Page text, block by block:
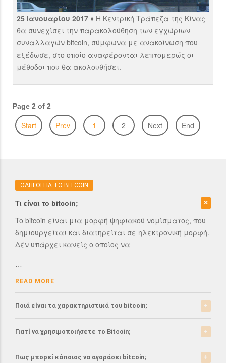
25 Ιανουαρίου 2017 ♦ Η Κεντρική Τράπεζα της Κίνας
θα συνεχίσει την παρακολούθηση των εγχώριων
συναλλαγών bitcoin, σύμφωνα με ανακοίνωση που
εξέδωσε, στο οποίο αναφέρονται λεπτομερώς οι
μέθοδοι που θα ακολουθήσει.
Page 2 of 2
Start Prev 1 2 Next End
ΟΔΗΓΟΙ ΓΙΑ ΤΟ BITCOIN
Τι είναι το bitcoin;
To bitcoin είναι μια μορφή ψηφιακού νομίσματος, που
δημιουργείται και διατηρείται σε ηλεκτρονική μορφή.
Δέν υπάρχει κανείς ο οποίος να
…
READ MORE
Ποιά είναι τα χαρακτηριστικά του bitcoin;
Το bitcoin έχει αρκετά σημαντικά χαρακτηριστικά που
το ξεχωρίζουν από τα ελεγχόμενα-από-κυβερνήσεις
νομίσματα.
Γιατί να χρησιμοποιήσετε το Bitcoin;
Το bitcoin είναι μια σχετικά νέα μορφή νομίσματος, η
οποία τώρα αρχίζει να γίνεται αποδεκτή από μιά
Πως μπορεί κάποιος να αγοράσει bitcoin;